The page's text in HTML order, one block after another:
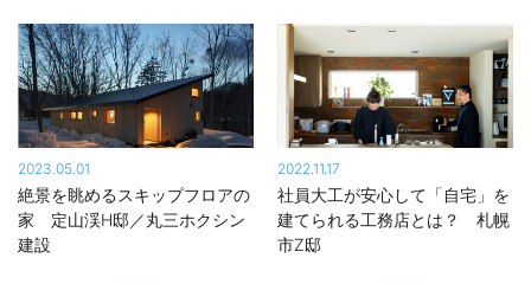
2023.05.01
絶景を眺めるスキップフロアの
家 定山渓H邸／丸三ホクシン
建設
2022.11.17
社員大工が安心して「自宅」を
建てられる工務店とは？ 札幌
市Z邸